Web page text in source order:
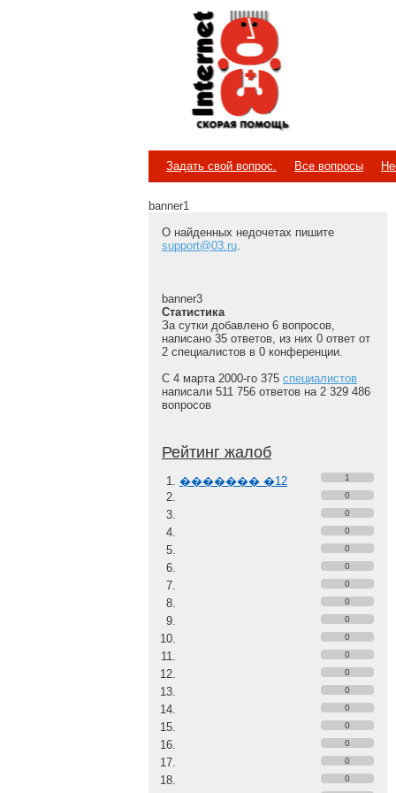
Internet
Скорая помощь
Задать свой вопрос. Все вопросы
banner1
О найденных недочетах пишите
support@03.ru.
banner3
Статистика
За сутки добавлено 6 вопросов,
написано 35 ответов, из них 0 ответ от
2 специалистов в 0 конференции.
С 4 марта 2000-го 375 специалистов
написали 511 756 ответов на 2 329 486
вопросов
Рейтинг жалоб
������� �12
1
0
0
0
0
0
0
0
0
0
0
0
0
0
0
0
0
0